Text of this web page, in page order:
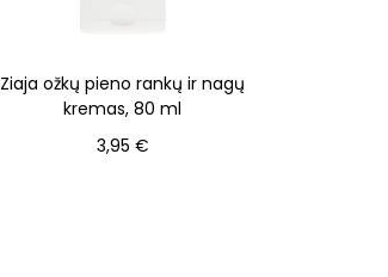
Ziaja ožkų pieno rankų ir nagų
kremas, 80 ml
3,95 €